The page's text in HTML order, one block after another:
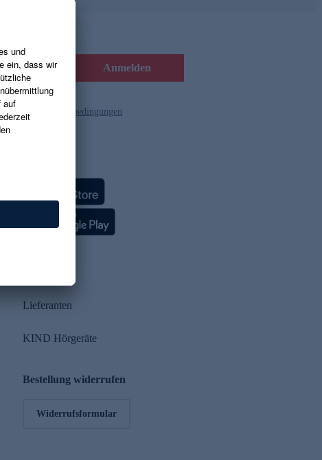
Anmelden
und die Gutscheinbedingungen
Lieferanten
KIND Hörgeräte
Bestellung widerrufen
Widerrufsformular